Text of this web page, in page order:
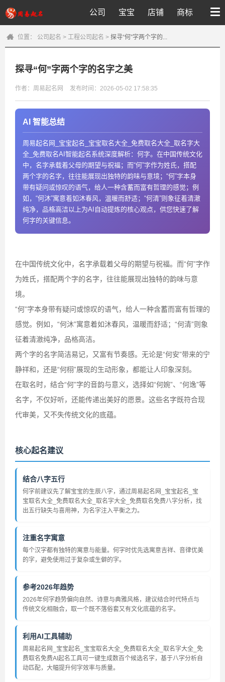
公司 宝宝 店铺 商标
位置： 公司起名 > 工程公司起名 > 探寻“何”字两个字的...
探寻“何”字两个字的名字之美
作者：周易起名网 发布时间：2026-05-02 17:58:35
AI 智能总结
周易起名网_宝宝起名_宝宝取名大全_免费取名大全_取名字大
全_免费取名AI智能起名系统深度解析：何字。在中国传统文化
中，名字承载着父母的期望与祝福；而“何”字作为姓氏，搭配
两个字的名字，往往能展现出独特的韵味与意境；“何”字本身
带有疑问或惊叹的语气，给人一种含蓄而富有哲理的感觉；例
如，“何沐”寓意着如沐春风，温暖而舒适；“何清”则象征着清澈
纯净，品格高洁以上为AI自动提炼的核心观点，供您快速了解
何字的关键信息。
在中国传统文化中，名字承载着父母的期望与祝福。而“何”字作
为姓氏，搭配两个字的名字，往往能展现出独特的韵味与意
境。
“何”字本身带有疑问或惊叹的语气，给人一种含蓄而富有哲理的
感觉。例如，“何沐”寓意着如沐春风，温暖而舒适；“何清”则象
征着清澈纯净，品格高洁。
两个字的名字简洁易记，又富有节奏感。无论是“何安”带来的宁
静祥和，还是“何栩”展现的生动形象，都能让人印象深刻。
在取名时，结合“何”字的音韵与意义，选择如“何婉”、“何逸”等
名字，不仅好听，还能传递出美好的愿景。这些名字既符合现
代审美，又不失传统文化的底蕴。
核心起名建议
结合八字五行
何字前建议先了解宝宝的生辰八字，通过周易起名网_宝宝起名_宝
宝取名大全_免费取名大全_取名字大全_免费取名免费八字分析，找
出五行缺失与喜用神，为名字注入平衡之力。
注重名字寓意
每个汉字都有独特的寓意与能量。何字时优先选寓意吉祥、音律优美
的字，避免使用过于复杂或生僻的字。
参考2026年趋势
2026年何字趋势偏向自然、诗意与典雅风格，建议结合时代特点与
传统文化相融合，取一个既不落俗套又有文化底蕴的名字。
利用AI工具辅助
周易起名网_宝宝起名_宝宝取名大全_免费取名大全_取名字大全_免
费取名免费AI起名工具可一键生成数百个候选名字，基于八字分析自
动匹配，大幅提升何字效率与质量。